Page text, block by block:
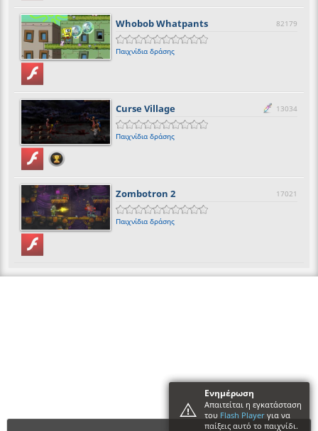
Whobob Whatpants 82179
Παιχνίδια δράσης
Curse Village 13034
Παιχνίδια δράσης
Zombotron 2 17021
Παιχνίδια δράσης
Ενημέρωση
Απαιτείται η εγκατάσταση
του Flash Player για να
παίξεις αυτό το παιχνίδι.